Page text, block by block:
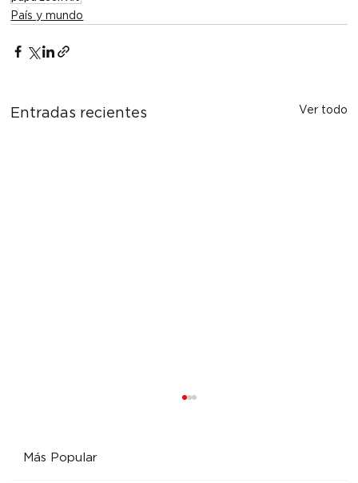
País y mundo
Entradas recientes Ver todo
Más Popular